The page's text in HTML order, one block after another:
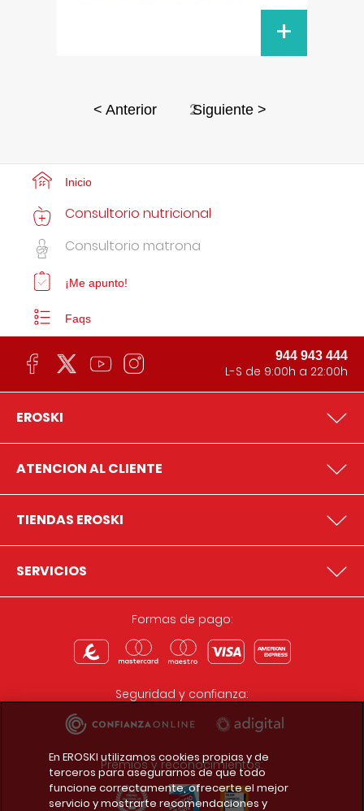
+
< Anterior 2Siguiente >
Inicio
Consultorio nutricional
Consultorio matrona
¡Me apunto!
Faqs
944 943 444
L-S de 9:00h a 22:00h
EROSKI
ATENCION AL CLIENTE
TIENDAS EROSKI
SERVICIOS
Formas de pago:
Seguridad y confianza:
Premios y reconocimientos:
En EROSKI utilizamos cookies propias y de
terceros para asegurarnos de que todo
funcione correctamente, ofrecerte el mejor
servicio y mostrarte recomendaciones y